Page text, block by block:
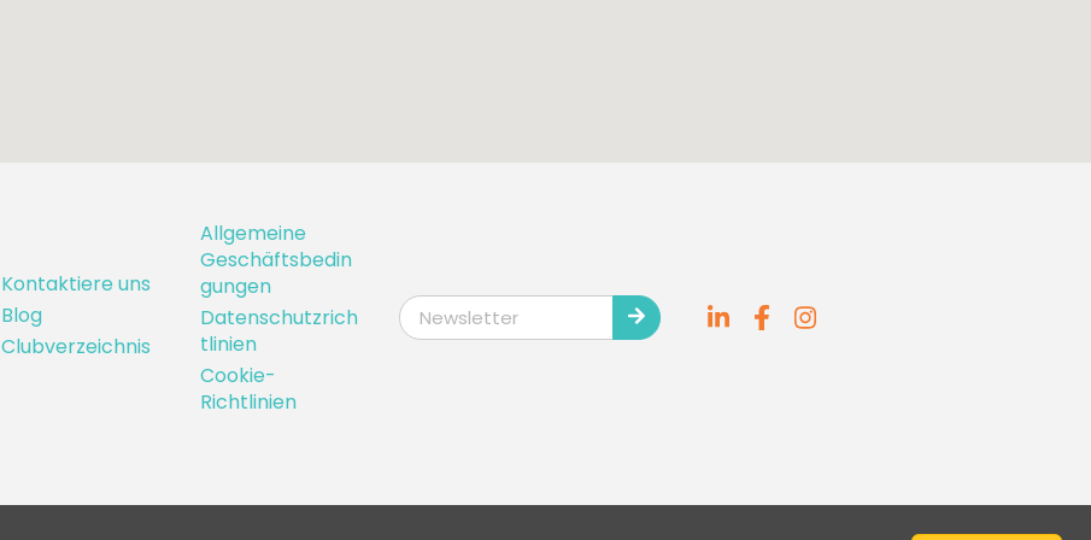
Kontaktiere uns
Blog
Clubverzeichnis
Allgemeine
Geschäftsbedin
gungen
Datenschutzrich
tlinien
Cookie-
Richtlinien